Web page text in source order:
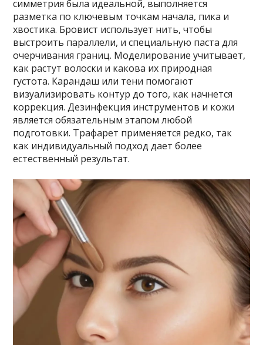
симметрия была идеальной, выполняется
разметка по ключевым точкам начала, пика и
хвостика. Бровист использует нить, чтобы
выстроить параллели, и специальную паста для
очерчивания границ. Моделирование учитывает,
как растут волоски и какова их природная
густота. Карандаш или тени помогают
визуализировать контур до того, как начнется
коррекция. Дезинфекция инструментов и кожи
является обязательным этапом любой
подготовки. Трафарет применяется редко, так
как индивидуальный подход дает более
естественный результат.